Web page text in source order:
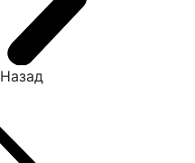
Назад